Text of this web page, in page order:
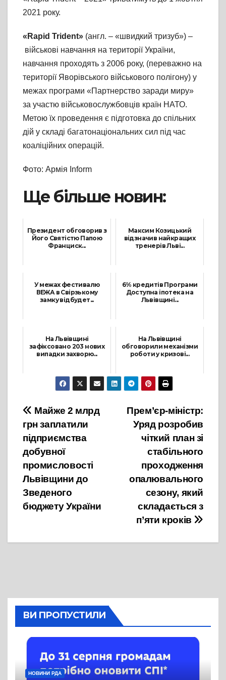
2021 року.
«Rapid Trident» (англ. – «швидкий тризуб») –
військові навчання на території України,
навчання проходять з 2006 року, (переважно на
території Яворівського військового полігону) у
межах програми «Партнерство заради миру»
за участю військовослужбовців країн НАТО.
Метою їх проведення є підготовка до спільних
дій у складі багатонаціональних сил під час
коаліційних операцій.
Фото: Армія Inform
Ще більше новин:
Президент обговорив з
Його Святістю Папою
Франциск...
Максим Козицький
відзначив найкращих
тренерів Льві...
У межах фестивалю
ВЕЖА в Свірзькому
замку відбудет...
6% кредитів Програми
Доступна іпотека на
Львівщині...
На Львівщині
зафіксовано 203 нових
випадки захворю...
5 Травня, 2021
На Львівщині
обговорили механізми
роботи у кризові...
28 Квітня, 2021
Навігація
записів
Прем’єр-міністр:
Уряд розробив
чіткий план зі
стабільного
проходження
опалювального
сезону, який
складається з
п’яти кроків
Майже 2 млрд
грн заплатили
підприємства
добувної
промисловості
Львівщини до
Зведеного
бюджету України
ВИ ПРОПУСТИЛИ
НОВИНИ РДА